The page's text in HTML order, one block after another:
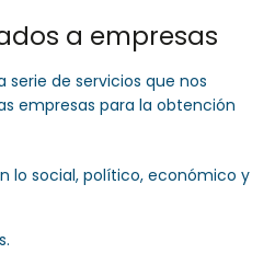
a empresas
serie de servicios que nos
empresas para la obtención
lo social, político, económico y